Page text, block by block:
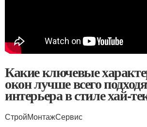
Какие ключевые
окон лучше всего
интерьера в стиле хай-
СтройМонтажСервис